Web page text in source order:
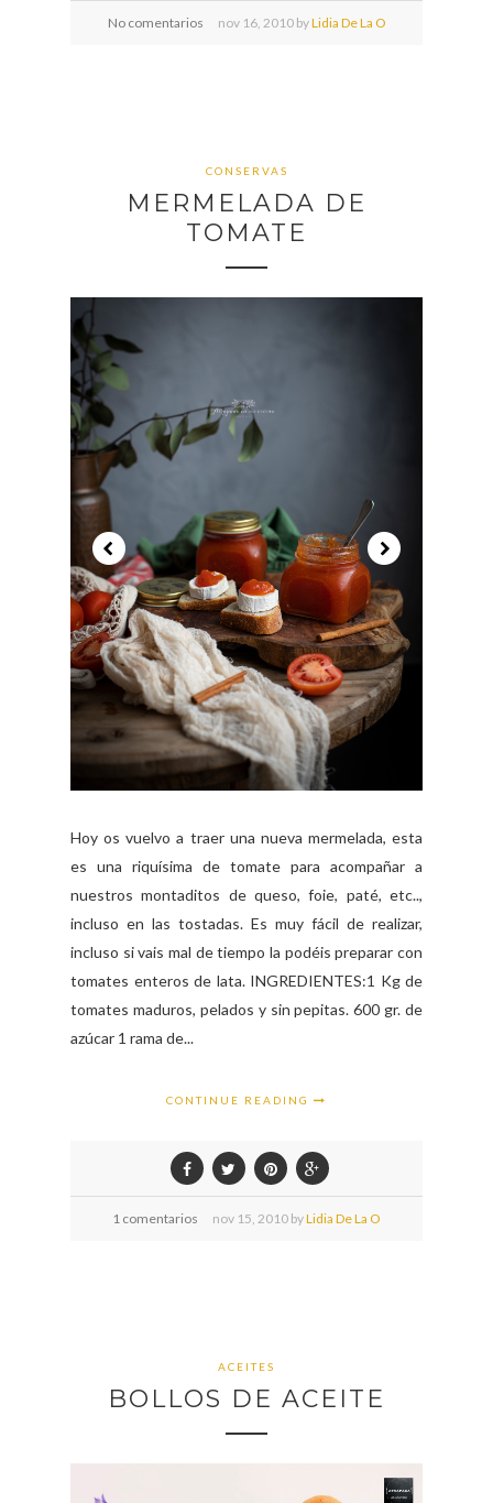
No comentarios nov 16, 2010 byLidia De La O
CONSERVAS
MERMELADA DE
TOMATE
Hoy os vuelvo a traer una nueva mermelada, esta
es una riquísima de tomate para acompañar a
nuestros montaditos de queso, foie, paté, etc..,
incluso en las tostadas. Es muy fácil de realizar,
incluso si vais mal de tiempo la podéis preparar con
tomates enteros de lata. INGREDIENTES:1 Kg de
tomates maduros, pelados y sin pepitas. 600 gr. de
azúcar 1 rama de...
CONTINUE READING
1 comentarios nov 15, 2010 byLidia De La O
ACEITES
BOLLOS DE ACEITE